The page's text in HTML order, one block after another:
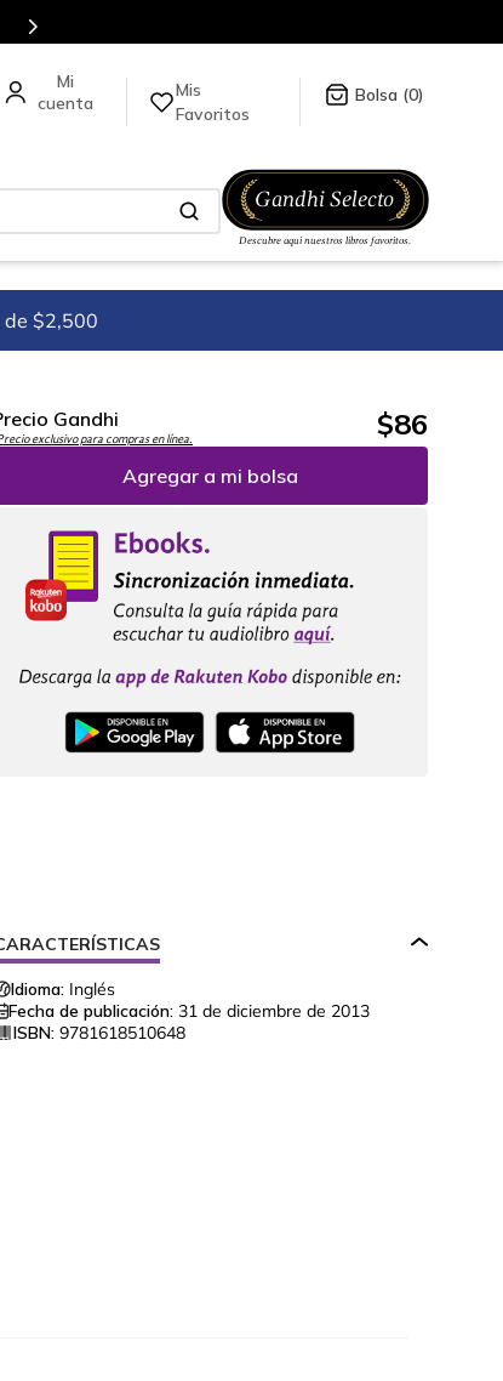
Mis
Favoritos
0
de $2,500
Gandhi
exclusivo para compras en línea. $86
Agregar a mi bolsa
Idioma: Inglés
Fecha de publicación: 31 de diciembre de 2013
ISBN: 9781618510648